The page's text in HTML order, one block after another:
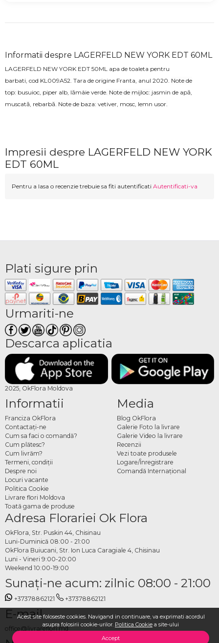
Acest site foloseste cookies. Navigand in continuare, va exprimati acordul
asupra folosirii cookie-urilor. Politica Cookie a site-ului
Accept
Informatii despre LAGERFELD NEW YORK EDT 60ML
LAGERFELD NEW YORK EDT 50ML apa de toaleta pentru
barbati, cod KL009A52. Tara de origine Franta, anul 2020. Note de
top: busuioc, piper alb, lămâie verde. Note de mijloc: jasmin de apă,
muscată, rebarbă. Note de baza: vetiver, mosc, lemn usor.
Impresii despre LAGERFELD NEW YORK
EDT 60ML
Pentru a lasa o recenzie trebuie sa fiti autentificati Autentificati-va
Plati sigure prin
Urmariti-ne
Descarca aplicatia
2025, OkFlora Moldova
Informatii
Franciza OkFlora
Contactaţi-ne
Cum sa faci o comandă?
Cum plătesc?
Cum livrăm?
Termeni, condiţii
Despre noi
Locuri vacante
Politica Cookie
Livrare flori Moldova
Toată gama de produse
Media
Blog OkFlora
Galerie Foto la livrare
Galerie Video la livrare
Recenzii
Vezi toate produsele
Logare/Înregistrare
Comandă Internațional
Adresa Florariei Ok Flora
OkFlora, Str. Puskin 44, Chisinau
Luni-Duminică 08:00 - 21:00
OkFlora Buiucani, Str. Ion Luca Caragiale 4, Chisinau
Luni - Vineri 9:00-20:00
Weekend 10:00-19:00
Sunaţi-ne acum: zilnic 08:00 - 21:00
+37378862121 +37378862121
E-mail
office@livrareflori.md